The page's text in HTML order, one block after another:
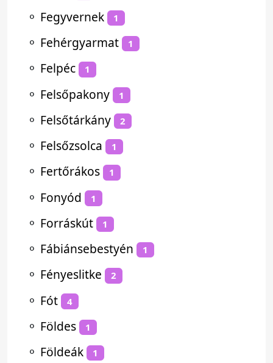
⚬ Fegyvernek 1
⚬ Fehérgyarmat 1
⚬ Felpéc 1
⚬ Felsőpakony 1
⚬ Felsőtárkány 2
⚬ Felsőzsolca 1
⚬ Fertőrákos 1
⚬ Fonyód 1
⚬ Forráskút 1
⚬ Fábiánsebestyén 1
⚬ Fényeslitke 2
⚬ Fót 4
⚬ Földes 1
⚬ Földeák 1